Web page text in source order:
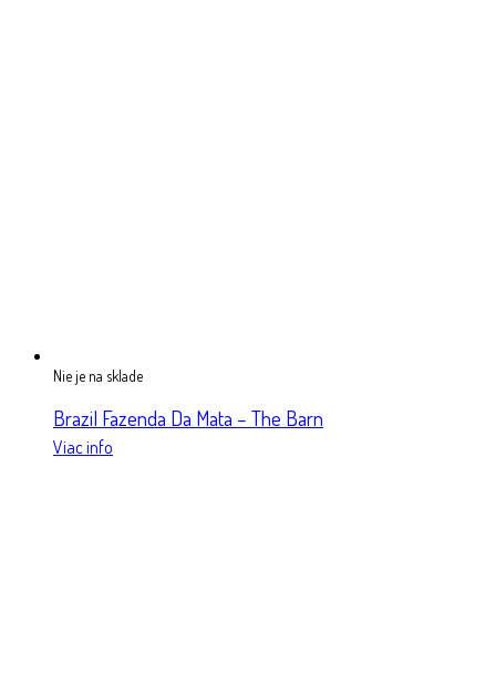
Nie je na sklade
Brazil Fazenda Da Mata – The Barn
Viac info